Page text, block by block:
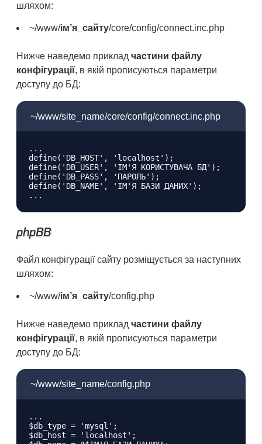
шляхом:
~/www/ім’я_сайту/core/config/connect.inc.php
Нижче наведемо приклад частини файлу
конфігурації, в якій прописуються параметри
доступу до БД:
~/www/site_name/core/config/connect.inc.php
...
define('DB_HOST', 'localhost');
define('DB_USER', 'ІМ'Я КОРИСТУВАЧА БД');
define('DB_PASS', 'ПАРОЛЬ');
define('DB_NAME', 'ІМ'Я БАЗИ ДАНИХ');
phpBB
Файл конфігурації сайту розміщується за наступних
шляхом:
~/www/ім’я_сайту/config.php
Нижче наведемо приклад частини файлу
конфігурації, в якій прописуються параметри
доступу до БД:
~/www/site_name/config.php
...
$db_type = 'mysql';
$db_host = 'localhost';